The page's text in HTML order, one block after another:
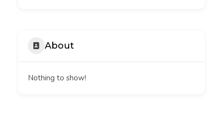
About
Nothing to show!